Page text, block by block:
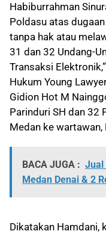
Habiburrahman
Poldasu atas
tanpa hak atau
31 dan 32 Undang-
Transaksi
Hukum Young
Gidion Hot M
Parinduri SH dan 32
Medan ke
BACA JUGA : Jual
Medan Denai & 2
Dikatakan Hamdani,